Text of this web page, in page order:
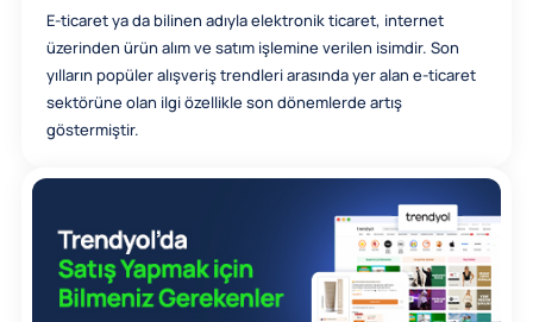
E-ticaret ya da bilinen adıyla elektronik ticaret, internet
üzerinden ürün alım ve satım işlemine verilen isimdir. Son
yılların popüler alışveriş trendleri arasında yer alan e-ticaret
sektörüne olan ilgi özellikle son dönemlerde artış
göstermiştir.